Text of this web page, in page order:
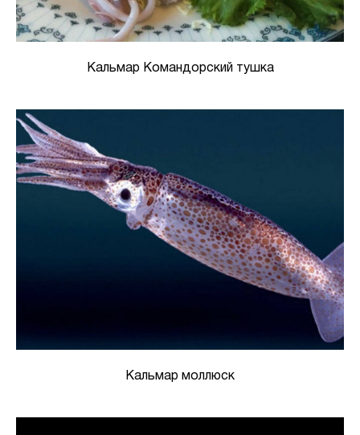
Кальмар Командорский тушка
Кальмар моллюск